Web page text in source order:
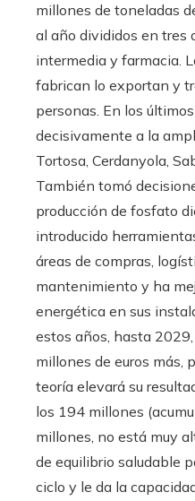
millones de toneladas
al año divididos en tres
intermedia y farmacia.
fabrican lo exportan y
personas. En los
decisivamente a la
Tortosa, Cerdanyola,
También tomó
producción de fosfato
introducido
áreas de compras,
mantenimiento y ha
energética en sus
estos años, hasta
millones de euros más,
teoría elevará su
los 194 millones
millones, no está muy
de equilibrio saludable
ciclo y le da la